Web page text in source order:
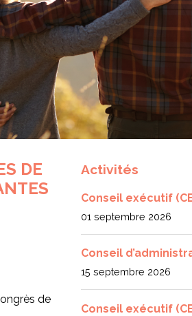
DE
de
Activités
Conseil exécutif
01 septembre 2026
Conseil
15 septembre 2026
Conseil exécutif